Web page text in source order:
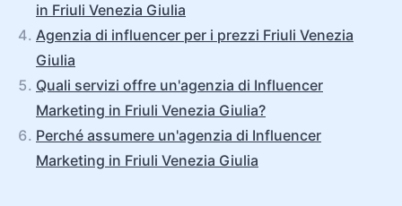
in Friuli Venezia Giulia
Agenzia di influencer per i prezzi Friuli Venezia
Giulia
Quali servizi offre un'agenzia di Influencer
Marketing in Friuli Venezia Giulia?
Perché assumere un'agenzia di Influencer
Marketing in Friuli Venezia Giulia